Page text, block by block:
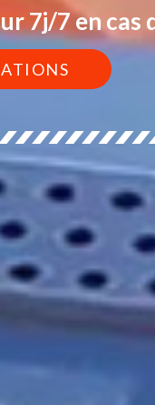
7j/7 en cas